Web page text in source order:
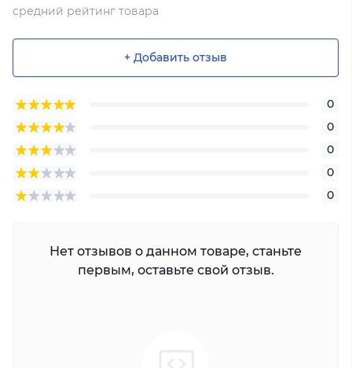
средний рейтинг товара
+ Добавить отзыв
0
0
0
0
0
Нет отзывов о данном товаре, станьте
первым, оставьте свой отзыв.